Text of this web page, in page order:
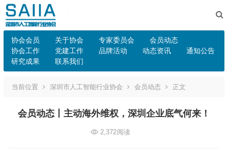
协会会员 关于协会 专家委员会
会员动态
协会工作
党建工作 品牌活动 动态资讯
通知公告
研究成果
联系我们
当前位置 深圳市人工智能行业协会 会员动态 正文
会员动态丨主动海外维权，深圳企业底气何来！
2,372阅读